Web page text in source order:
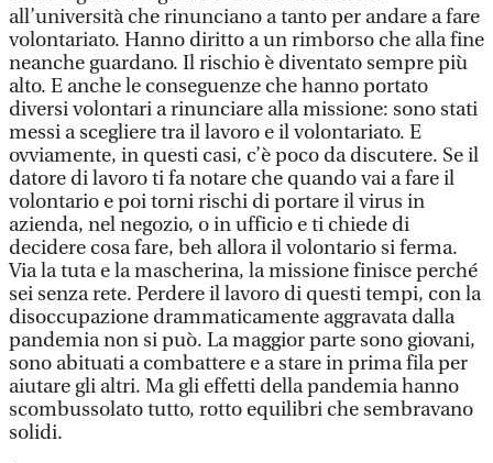
all’università che rinunciano a tanto per andare a fare
volontariato. Hanno diritto a un rimborso che alla fine
neanche guardano. Il rischio è diventato sempre più
alto. E anche le conseguenze che hanno portato
diversi volontari a rinunciare alla missione: sono stati
messi a scegliere tra il lavoro e il volontariato. E
ovviamente, in questi casi, c’è poco da discutere. Se il
datore di lavoro ti fa notare che quando vai a fare il
volontario e poi torni rischi di portare il virus in
azienda, nel negozio, o in ufficio e ti chiede di
decidere cosa fare, beh allora il volontario si ferma.
Via la tuta e la mascherina, la missione finisce perché
sei senza rete. Perdere il lavoro di questi tempi, con la
disoccupazione drammaticamente aggravata dalla
pandemia non si può. La maggior parte sono giovani,
sono abituati a combattere e a stare in prima fila per
aiutare gli altri. Ma gli effetti della pandemia hanno
scombussolato tutto, rotto equilibri che sembravano
solidi.